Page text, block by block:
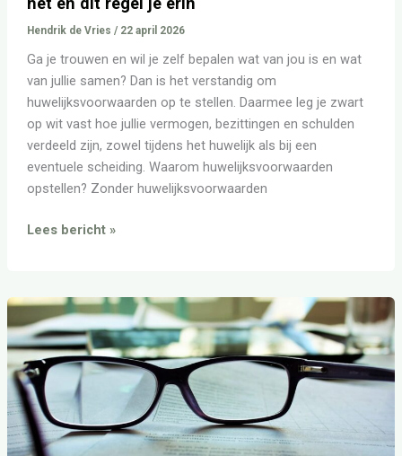
Hendrik de Vries / 22 april 2026
Ga je trouwen en wil je zelf bepalen wat van jou is en wat
van jullie samen? Dan is het verstandig om
huwelijksvoorwaarden op te stellen. Daarmee leg je zwart
op wit vast hoe jullie vermogen, bezittingen en schulden
verdeeld zijn, zowel tijdens het huwelijk als bij een
eventuele scheiding. Waarom huwelijksvoorwaarden
opstellen? Zonder huwelijksvoorwaarden
Lees bericht »
Een
huwelijkscontract
laten
opstellen
bij
de
notaris: